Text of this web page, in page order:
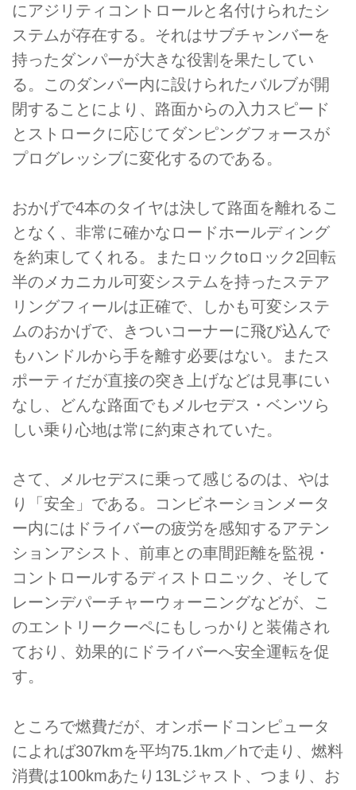
にアジリティコントロールと名付けられたシ
ステムが存在する。それはサブチャンバーを
持ったダンパーが大きな役割を果たしてい
る。このダンパー内に設けられたバルブが開
閉することにより、路面からの入力スピード
とストロークに応じてダンピングフォースが
プログレッシブに変化するのである。
おかげで4本のタイヤは決して路面を離れるこ
となく、非常に確かなロードホールディング
を約束してくれる。またロックtoロック2回転
半のメカニカル可変システムを持ったステア
リングフィールは正確で、しかも可変システ
ムのおかげで、きついコーナーに飛び込んで
もハンドルから手を離す必要はない。またス
ポーティだが直接の突き上げなどは見事にい
なし、どんな路面でもメルセデス・ベンツら
しい乗り心地は常に約束されていた。
さて、メルセデスに乗って感じるのは、やは
り「安全」である。コンビネーションメータ
ー内にはドライバーの疲労を感知するアテン
ションアシスト、前車との車間距離を監視・
コントロールするディストロニック、そして
レーンデパーチャーウォーニングなどが、こ
のエントリークーペにもしっかりと装備され
ており、効果的にドライバーへ安全運転を促
す。
ところで燃費だが、オンボードコンピュータ
によれば307kmを平均75.1km／hで走り、燃料
消費は100kmあたり13Lジャスト、つまり、お